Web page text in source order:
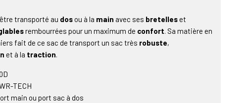
transporté au dosou à la main avec ses bretelleset
rembourrées pour un maximum de confort. Sa matière en
fait de ce sac de transport un sac très robuste,
et à la traction.
TECH
main ou port sac à dos